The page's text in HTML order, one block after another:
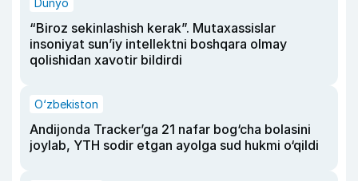
Dunyo
“Biroz sekinlashish kerak”. Mutaxassislar
insoniyat sun’iy intellektni boshqara olmay
qolishidan xavotir bildirdi
O‘zbekiston
Andijonda Tracker’ga 21 nafar bog‘cha bolasini
joylab, YTH sodir etgan ayolga sud hukmi o‘qildi